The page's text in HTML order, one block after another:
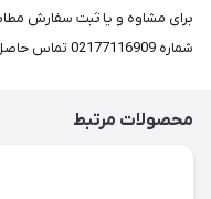
شماره 02177116909 تماس حاصل فرمایید.
محصولات مرتبط